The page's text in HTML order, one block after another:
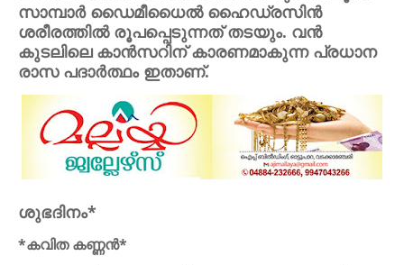
സാമ്പാര്‍ ഡൈമീധൈല്‍ ഹൈഡ്രസിന്‍
ശരീരത്തില്‍ രൂപപ്പെടുന്നത് തടയും. വന്‍
കുടലിലെ കാന്‍സറിന് കാരണമാകുന്ന പ്രധാന
രാസ പദാര്‍ത്ഥം ഇതാണ്.
ശുഭദിനം*
*കവിത കണ്ണന്‍*